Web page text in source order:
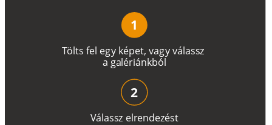
Tölts fel egy képet, vagyválassz
a galériánkból
1
Válassz elrendezést
2